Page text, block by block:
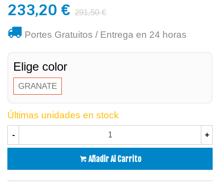
233,20 € 291,50 €
Portes Gratuitos / Entrega en 24 horas
Elige color
GRANATE
Últimas unidades en stock
- +
Añadir Al Carrito